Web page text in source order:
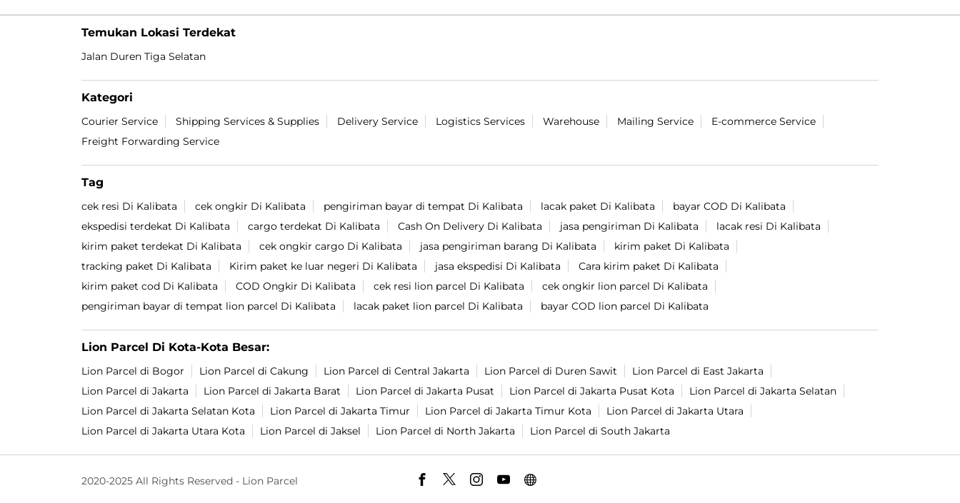
Temukan Lokasi Terdekat
Jalan Duren Tiga Selatan
Kategori
Courier Service Shipping Services & Supplies Delivery Service Logistics Services Warehouse Mailing Service
E-commerce Service
Freight Forwarding Service
Tag
cek resi Di Kalibata cek ongkir Di Kalibata pengiriman bayar di tempat Di Kalibata lacak paket Di Kalibata
bayar COD Di Kalibata
ekspedisi terdekat Di Kalibata
cargo terdekat Di Kalibata Cash On Delivery Di Kalibata jasa pengiriman Di Kalibata
lacak resi Di Kalibata
kirim paket terdekat Di Kalibata
cek ongkir cargo Di Kalibata jasa pengiriman barang Di Kalibata
kirim paket Di Kalibata
tracking paket Di Kalibata
Kirim paket ke luar negeri Di Kalibata jasa ekspedisi Di Kalibata
Cara kirim paket Di Kalibata
kirim paket cod Di Kalibata
COD Ongkir Di Kalibata cek resi lion parcel Di Kalibata
cek ongkir lion parcel Di Kalibata
pengiriman bayar di tempat lion parcel Di Kalibata
lacak paket lion parcel Di Kalibata bayar COD lion parcel Di Kalibata
Lion Parcel Di Kota-Kota Besar:
Lion Parcel di Bogor Lion Parcel di Cakung Lion Parcel di Central Jakarta Lion Parcel di Duren Sawit
Lion Parcel di East Jakarta
Lion Parcel di Jakarta
Lion Parcel di Jakarta Barat Lion Parcel di Jakarta Pusat Lion Parcel di Jakarta Pusat Kota
Lion Parcel di Jakarta Selatan
Lion Parcel di Jakarta Selatan Kota
Lion Parcel di Jakarta Timur Lion Parcel di Jakarta Timur Kota
Lion Parcel di Jakarta Utara
Lion Parcel di Jakarta Utara Kota
Lion Parcel di Jaksel Lion Parcel di North Jakarta Lion Parcel di South Jakarta
2020-2025 All Rights Reserved - Lion Parcel